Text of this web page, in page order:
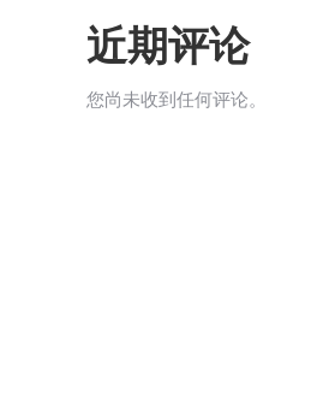
近期评论
您尚未收到任何评论。